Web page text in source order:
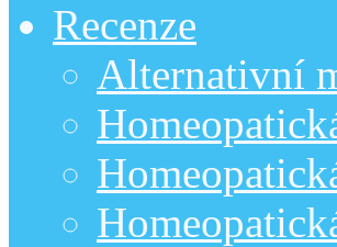
Recenze
Alternativní